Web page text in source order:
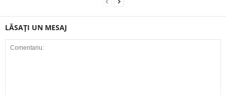
LĂSAȚI UN MESAJ